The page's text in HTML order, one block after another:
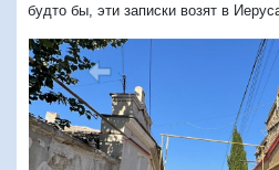
будто бы, эти записки возят в
1/11